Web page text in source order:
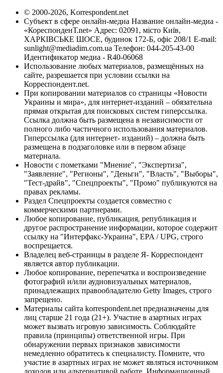
© 2000-2026, Korrespondent.net
Субъект в сфере онлайн-медиа Название онлайн-медиа -
«КореспонденТ.net» Адрес: 02091, місто Київ,
ХАРКІВСЬКЕ ШОСЕ, будинок 172-Б, офіс 208/1 E-mail:
sunlight@mediadim.com.ua Телефон: 044-205-43-00
Идентификатор медиа - R40-06068
Использование любых материалов, размещённых на
сайте, разрешается при условии ссылки на
Корреспондент.net.
При копировании материалов со страницы «Новости
Украины и мира», для интернет-изданий – обязательна
прямая открытая для поисковых систем гиперссылка.
Ссылка должна быть размещена в независимости от
полного либо частичного использования материалов.
Гиперссылка (для интернет- изданий) – должна быть
размещена в подзаголовке или в первом абзаце
материала.
Новости с пометками "Мнение", "Экспертиза",
"Заявление", "Регионы", "Деньги", "Власть", "Выборы",
"Тест-драйв", "Спецпроекты", "Промо" публикуются на
правах рекламы.
Раздел Спецпроекты создается совместно с
коммерческими партнерами.
Любое копирование, публикация, републикация и
другое распространение информации, которое содержит
ссылку на "Интерфакс-Украина", EPA / UPG, строго
воспрещается.
Владелец веб-страницы в разделе Я- Корреспондент
является автор публикации.
Любое копирование, перепечатка и воспроизведение
фотографий и/или аудиовизуальных материалов,
принадлежащих правообладателю Getty Images, строго
запрещено.
Материалы сайта korrespondent.net предназначены для
лиц старше 21 года (21+). Участие в азартных играх
может вызвать игровую зависимость. Соблюдайте
правила (принципы) ответственной игры. При
обнаружении первых признаков зависимости
немедленно обратитесь к специалисту. Помните, что
участие в азартных играх не может являться источником
доходов или альтернативой работе. Информационный